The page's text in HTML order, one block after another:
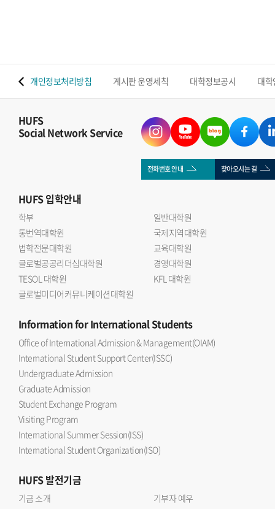
개인정보처리방침 게시판 운영세칙 대학정보공시 대
HUFS
Social Network Service
전화번호 안내 찾아오시는 길
HUFS입학안내
학부
일반대학원
통번역대학원
국제지역대학원
법학전문대학원
교육대학원
글로벌공공리더십대학원
경영대학원
TESOL 대학원
KFL 대학원
글로벌미디어커뮤니케이션대학원
Informationfor International Students
Office of International Admission & Management(OIAM)
International Student Support Center(ISSC)
Undergraduate Admission
Graduate Admission
Student Exchange Program
Visiting Program
International Summer Session(ISS)
International Student Organization(ISO)
HUFS발전기금
기금 소개
기부자 예우